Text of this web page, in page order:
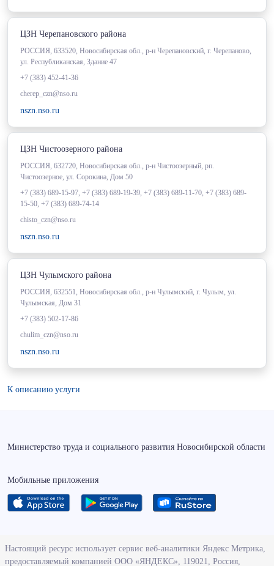
ЦЗН Черепановского района
РОССИЯ, 633520, Новосибирская обл., р-н Черепановский, г. Черепаново,
ул. Республиканская, Здание 47
+7 (383) 452-41-36
cherep_czn@nso.ru
nszn.nso.ru
ЦЗН Чистоозерного района
РОССИЯ, 632720, Новосибирская обл., р-н Чистоозерный, рп.
Чистоозерное, ул. Сорокина, Дом 50
+7 (383) 689-15-97, +7 (383) 689-19-39, +7 (383) 689-11-70, +7 (383) 689-
15-50, +7 (383) 689-74-14
chisto_czn@nso.ru
nszn.nso.ru
ЦЗН Чулымского района
РОССИЯ, 632551, Новосибирская обл., р-н Чулымский, г. Чулым, ул.
Чулымская, Дом 31
+7 (383) 502-17-86
chulim_czn@nso.ru
nszn.nso.ru
К описанию услуги
Министерство труда и социального развития Новосибирской области
Мобильные приложения
О ведомстве
Настоящий ресурс использует сервис веб-аналитики Яндекс Метрика,
предоставляемый компанией ООО «ЯНДЕКС», 119021, Россия,